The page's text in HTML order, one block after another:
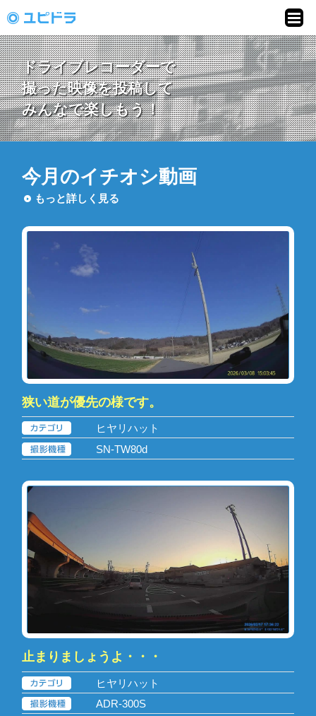
ドライブレコーダー
動画投稿サイト「ユ
ピドラ」
ドライブレコーダーで
撮った映像を投稿して
みんなで楽しもう！
今月のイチオシ動画
もっと詳しく見る
狭い道が優先の様です。
ヒヤリハット
SN-TW80d
止まりましょうよ・・・
ヒヤリハット
ADR-300S